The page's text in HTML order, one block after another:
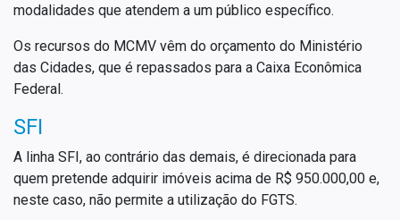
modalidades que atendem a um público específico.
Os recursos do MCMV vêm do orçamento do Ministério
das Cidades, que é repassados para a Caixa Econômica
Federal.
SFI
A linha SFI, ao contrário das demais, é direcionada para
quem pretende adquirir imóveis acima de R$ 950.000,00 e,
neste caso, não permite a utilização do FGTS.